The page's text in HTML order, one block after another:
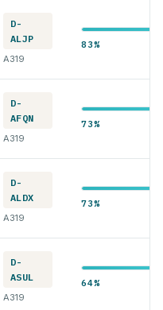
D-
ALJP
A319
83%
D-
AFQN
A319
73%
D-
ALDX
A319
73%
D-
ASUL
A319
64%